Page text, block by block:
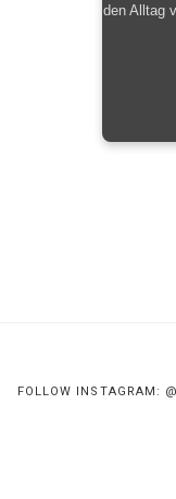
den Alltag
FOLLOW INSTAGRAM: